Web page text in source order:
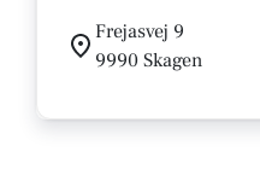
Frejasvej 9
9990 Skagen